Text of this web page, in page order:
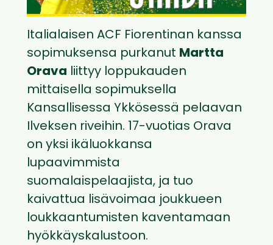
Italialaisen ACF Fiorentinan kanssa
sopimuksensa purkanut Martta
Orava liittyy loppukauden
mittaisella sopimuksella
Kansallisessa Ykkösessä pelaavan
Ilveksen riveihin. 17-vuotias Orava
on yksi ikäluokkansa
lupaavimmista
suomalaispelaajista, ja tuo
kaivattua lisävoimaa joukkueen
loukkaantumisten kaventamaan
hyökkäyskalustoon.